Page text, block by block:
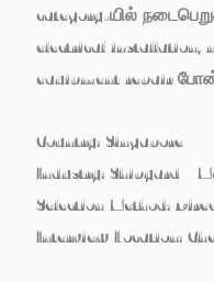
category-யில்
electrical installation,
equipment repair
Country: Singapore
Industry: Shipyard /
Selection Method:
Interview Location: